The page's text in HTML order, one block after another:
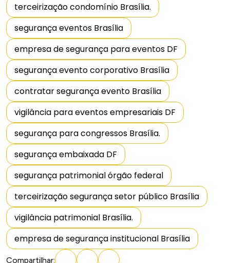
terceirização condomínio Brasília.
segurança eventos Brasília
empresa de segurança para eventos DF
segurança evento corporativo Brasília
contratar segurança evento Brasília
vigilância para eventos empresariais DF
segurança para congressos Brasília.
segurança embaixada DF
segurança patrimonial órgão federal
terceirização segurança setor público Brasília
vigilância patrimonial Brasília.
empresa de segurança institucional Brasília
Compartilhar: